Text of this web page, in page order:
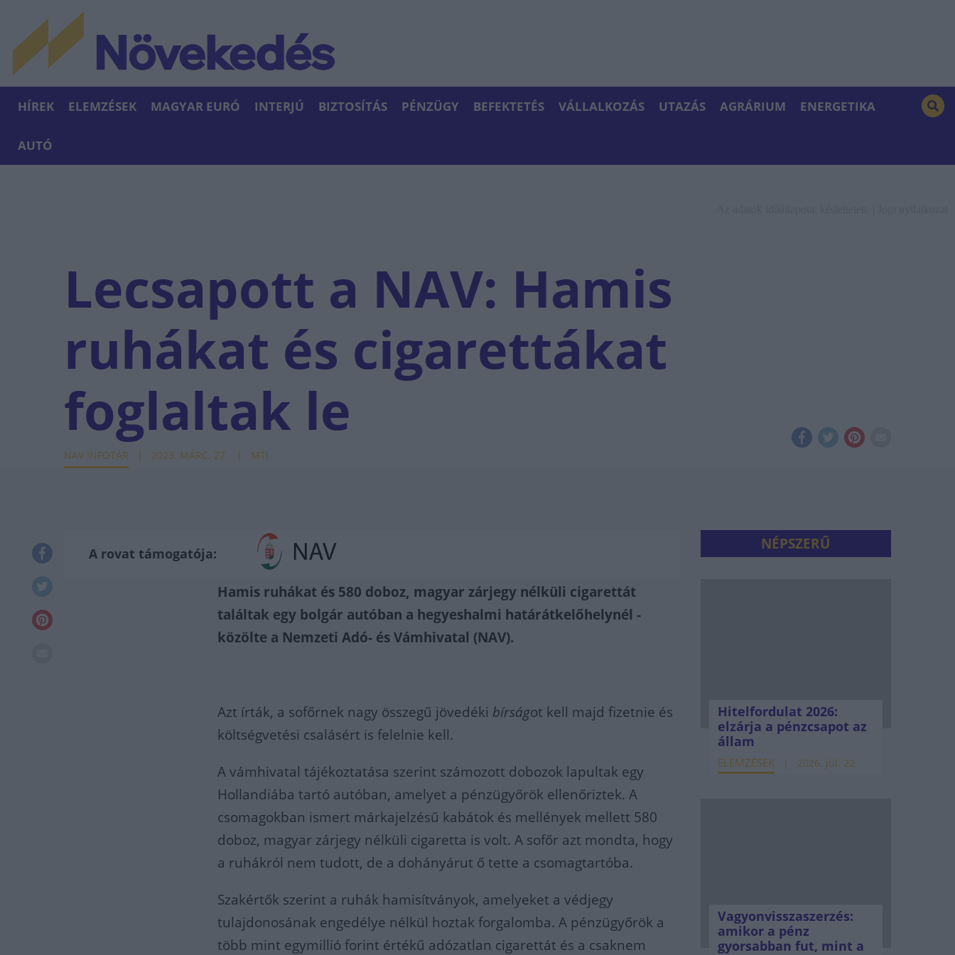
HÍREK ELEMZÉSEK MAGYAR EURÓ INTERJÚ BIZTOSÍTÁS PÉNZÜGY BEFEKTETÉS VÁLLALKOZÁS UTAZÁS AGRÁRIUM ENERGETIKA
AUTÓ
Lecsapott a NAV: Hamis
ruhákat és cigarettákat
foglaltak le
NAV INFOTÁR 2023. MÁRC. 27. MTI
A rovat támogatója:
Hamis ruhákat és 580 doboz, magyar zárjegy nélküli cigarettát
találtak egy bolgár autóban a hegyeshalmi határátkelőhelynél -
közölte a Nemzeti Adó- és Vámhivatal (NAV).
Azt írták, a sofőrnek nagy összegű jövedéki bírságot kell majd fizetnie és
költségvetési csalásért is felelnie kell.
A vámhivatal tájékoztatása szerint számozott dobozok lapultak egy
Hollandiába tartó autóban, amelyet a pénzügyőrök ellenőriztek. A
csomagokban ismert márkajelzésű kabátok és mellények mellett 580
doboz, magyar zárjegy nélküli cigaretta is volt. A sofőr azt mondta, hogy
a ruhákról nem tudott, de a dohányárut ő tette a csomagtartóba.
Szakértők szerint a ruhák hamisítványok, amelyeket a védjegy
tulajdonosának engedélye nélkül hoztak forgalomba. A pénzügyőrök a
több mint egymillió forint értékű adózatlan cigarettát és a csaknem
NÉPSZERŰ
Hitelfordulat 2026:
elzárja a pénzcsapot az
állam
ELEMZÉSEK 2026. júl. 22.
Vagyonvisszaszerzés:
amikor a pénz
gyorsabban fut, mint a